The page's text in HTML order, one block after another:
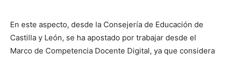
En este aspecto, desde la Consejería de Educación de
Castilla y León, se ha apostado por trabajar desde el
Marco de Competencia Docente Digital, ya que considera